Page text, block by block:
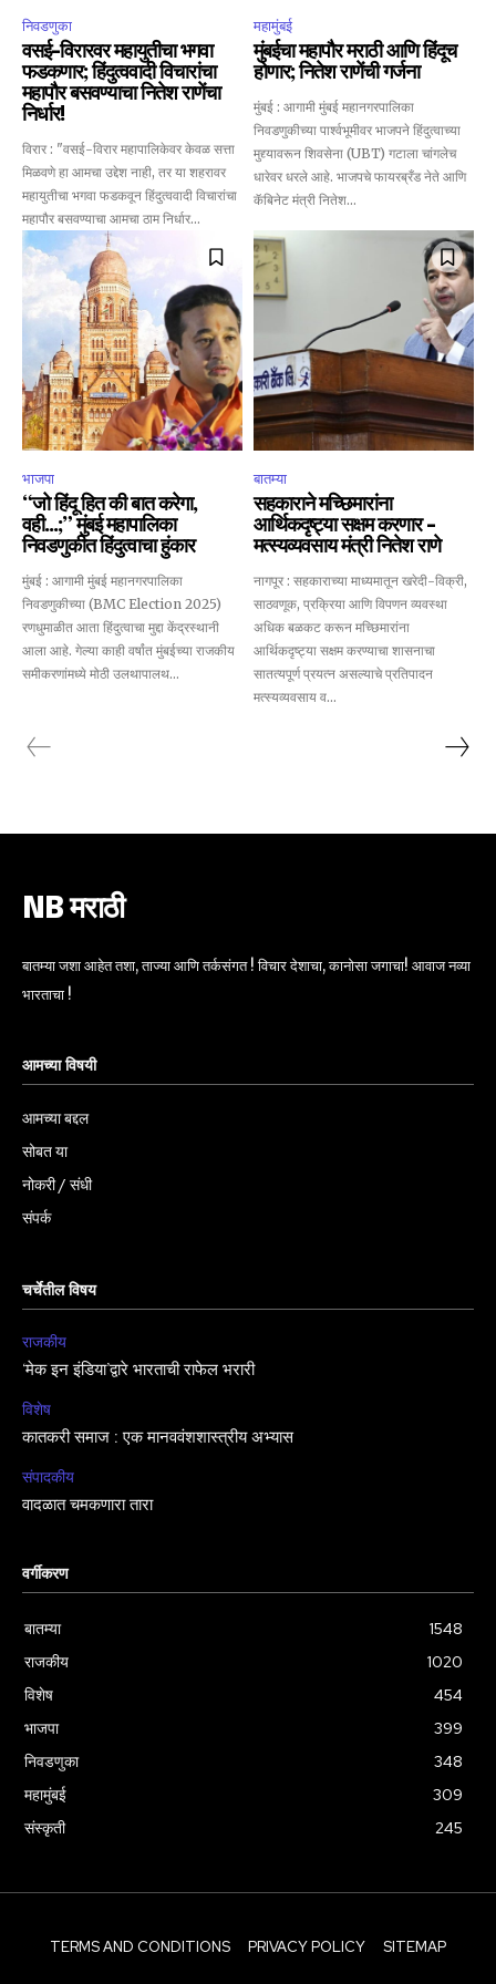
निवडणुका
वसई-विरारवर महायुतीचा भगवा
फडकणार; हिंदुत्ववादी विचारांचा
महापौर बसवण्याचा नितेश राणेंचा
निर्धार!
विरार : "वसई-विरार महापालिकेवर केवळ सत्ता
मिळवणे हा आमचा उद्देश नाही, तर या शहरावर
महायुतीचा भगवा फडकवून हिंदुत्ववादी विचारांचा
महापौर बसवण्याचा आमचा ठाम निर्धार...
महामुंबई
मुंबईचा महापौर मराठी आणि हिंदूच
होणार; नितेश राणेंची गर्जना
मुंबई : आगामी मुंबई महानगरपालिका
निवडणुकीच्या पार्श्वभूमीवर भाजपने हिंदुत्वाच्या
मुद्द्यावरून शिवसेना (UBT) गटाला चांगलेच
धारेवर धरले आहे. भाजपचे फायरब्रँड नेते आणि
कॅबिनेट मंत्री नितेश...
भाजपा
“जो हिंदू हित की बात करेगा,
वही…;” मुंबई महापालिका
निवडणुकीत हिंदुत्वाचा हुंकार
मुंबई : आगामी मुंबई महानगरपालिका
निवडणुकीच्या (BMC Election 2025)
रणधुमाळीत आता हिंदुत्वाचा मुद्दा केंद्रस्थानी
आला आहे. गेल्या काही वर्षांत मुंबईच्या राजकीय
समीकरणांमध्ये मोठी उलथापालथ...
बातम्या
सहकाराने मच्छिमारांना
आर्थिकदृष्ट्या सक्षम करणार –
मत्स्यव्यवसाय मंत्री नितेश राणे
नागपूर : सहकाराच्या माध्यमातून खरेदी-विक्री,
साठवणूक, प्रक्रिया आणि विपणन व्यवस्था
अधिक बळकट करून मच्छिमारांना
आर्थिकदृष्ट्या सक्षम करण्याचा शासनाचा
सातत्यपूर्ण प्रयत्न असल्याचे प्रतिपादन
मत्स्यव्यवसाय व...
NB मराठी
बातम्या जशा आहेत तशा, ताज्या आणि तर्कसंगत ! विचार देशाचा, कानोसा जगाचा! आवाज नव्या
भारताचा !
आमच्या विषयी
आमच्या बद्दल
सोबत या
नोकरी / संधी
संपर्क
चर्चेतील विषय
राजकीय
‘मेक इन इंडिया’द्वारे भारताची राफेल भरारी
विशेष
कातकरी समाज : एक मानववंशशास्त्रीय अभ्यास
संपादकीय
वादळात चमकणारा तारा
वर्गीकरण
बातम्या
1548
राजकीय
1020
विशेष
454
भाजपा
399
निवडणुका
348
महामुंबई
309
संस्कृती
245
TERMS AND CONDITIONS PRIVACY POLICY SITEMAP